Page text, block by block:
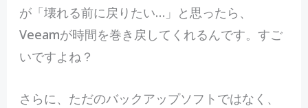
が「壊れる前に戻りたい…」と思ったら、
Veeamが時間を巻き戻してくれるんです。すご
いですよね？
さらに、ただのバックアップソフトではなく、